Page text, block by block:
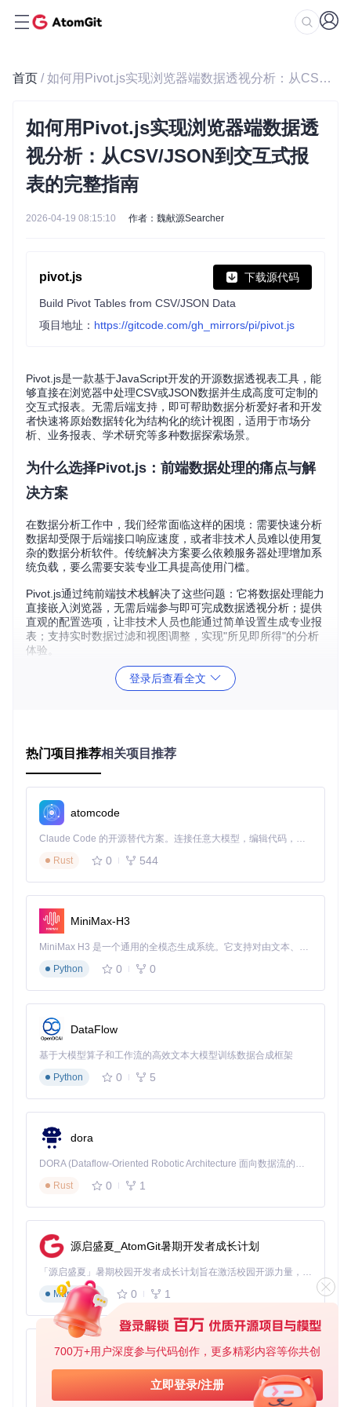
700万+用户深度参与代码创作，更多精彩内容等你共创
立即登录/注册
首页 / 如何用Pivot.js实现浏览器端数据透视分析：从CSV/JSON到交互式报表的完整指南
如何用Pivot.js实现浏览器端数据透
视分析：从CSV/JSON到交互式报
表的完整指南
2026-04-19 08:15:10 作者：魏献源Searcher
pivot.js 下载源代码
Build Pivot Tables from CSV/JSON Data
项目地址： https://gitcode.com/gh_mirrors/pi/pivot.js
Pivot.js是一款基于JavaScript开发的开源数据透视表工具，能
够直接在浏览器中处理CSV或JSON数据并生成高度可定制的
交互式报表。无需后端支持，即可帮助数据分析爱好者和开发
者快速将原始数据转化为结构化的统计视图，适用于市场分
析、业务报表、学术研究等多种数据探索场景。
为什么选择Pivot.js：前端数据处理的痛点与解
决方案
在数据分析工作中，我们经常面临这样的困境：需要快速分析
数据却受限于后端接口响应速度，或者非技术人员难以使用复
杂的数据分析软件。传统解决方案要么依赖服务器处理增加系
统负载，要么需要安装专业工具提高使用门槛。
Pivot.js通过纯前端技术栈解决了这些问题：它将数据处理能力
直接嵌入浏览器，无需后端参与即可完成数据透视分析；提供
直观的配置选项，让非技术人员也能通过简单设置生成专业报
表；支持实时数据过滤和视图调整，实现"所见即所得"的分析
体验。
核心功能解析：Pivot.js如何重塑前端数据分析
Pivot.js原生支持CSV和JSON两种主流数据格式，通过内置的
解析引擎自动处理数据转换。无论是从本地文件导入的销售数
据CSV，还是通过API获取的用户行为JSON，都能直接作为数
据源使用，避免了繁琐的数据格式转换工作。
灵活的透视配置：自定义你的数据视图
通过配置行标签、列标签和汇总方式，用户可以自由组合数据
成各地区分季度的销售对比表；选择"求和"或"平均值"等不同
汇总方式，满足多样化的统计需求。
交互式数据探索：即时响应的过滤体验
Pivot.js提供动态过滤功能，用户可以通过点击表头排序、设置
筛选条件等方式实时调整数据视图。这种即时反馈机制让数据
轻量级集成：轻松嵌入现有系统
作为纯JavaScript库，Pivot.js可以无缝集成到各种前端项目
中。只需引入相关脚本文件，几行代码即可初始化一个功能完
整的数据透视表，无论是在管理后台、数据分析平台还是业务
报表系统中都能灵活应用。
视表
准备工作：环境搭建与资源引入
首先，通过以下命令克隆项目仓库到本地：
git clone
在HTML页面中引入必要的依赖文件，包括jQuery、Pivot.js核
心库和样式表：
link rel ="stylesheet"
script src= "lib/javascripts/jquery.min.js"></script>
script src=
数据准备：选择合适的数据源
Pivot.js支持两种数据输入方式：直接提供JSON数组或通过CS
V文件加载。以下是一个简单的JSON数据示例：
登录后查看全文
热门项目推荐相关项目推荐
atomcode
Claude Code 的开源替代方案。连接任意大模型，编辑代码，运行命令，自动验证 — 全自动执行。用 Rust 构建，极致性能。 ｜ An open-source alternative to Claude Code. Connect any LLM, edit code, run commands, and verify changes — autonomously. Built in Rust for speed. Get Started
Rust
0 544
MiniMax-H3
MiniMax H3 是一个通用的全模态生成系统。它支持对由文本、图像、视频和音频组成的多模态上下文进行统一理解，并能生成分辨率高达 2K、时长可达 15 秒的带原生立体声音频的视频。得益于面向任务泛化的系统设计，H3 在预训练阶段就已具备广泛的多模态上下文理解与生成能力，能够出色地执行复杂的多模态指令。
Python
0 0
DataFlow
基于大模型算子和工作流的高效文本大模型训练数据合成框架
Python
0 5
dora
DORA (Dataflow-Oriented Robotic Architecture 面向数据流的机器人架构) 是为 AI 与具身智能机器人打造的高性能开发框架，以数据流范式重构开发逻辑，原生支持分布式部署与端边云协同 —— 无需复杂适配，即可实现一体端到端具身大小脑、VLA等模型部署，无缝衔接感知、推理、控制全链路，让 AI 能力与机器人动作深度融合。 依托 Rust 内核与零拷贝通信技术，它将具身大小脑、VLA等模型推理、多模态数据融合延迟压缩至微秒级，同时兼容 ROS2 生态与国产 AI 芯片，彻底降低具身智能机器人的开发门槛，让分布式部署下的 AI 赋能创新更高效、更灵活。
Rust
0 1
源启盛夏_AtomGit暑期开发者成长计划
「源启盛夏」暑期校园开发者成长计划旨在激活校园开源力量，通过积分激励、认证扶持、资源倾斜等形式，引导高校组织和开发者完成「入驻 — 建项目 — 做贡献 — 获认证 — 得资源」的完整闭环。无论你是想带领社团入驻平台的组织者，还是希望用代码贡献证明自己的开发者，都能在这里找到属于你的成长路径。
Markdown
0 1
py-xiaozhi
基于Python的Xiaozhi AI，适用于想要完整Xiaozhi体验而无需拥有专用硬件的用户。
Python
0 1